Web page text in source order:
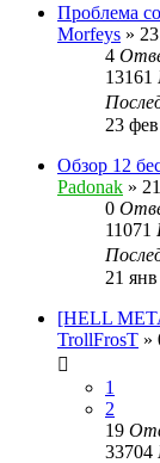
Проблема
Morfeys »
4
13161
23
Обзор 12
Padonak »
0
11071
21
[HELL
TrollFrosT »
1
2
19
33704